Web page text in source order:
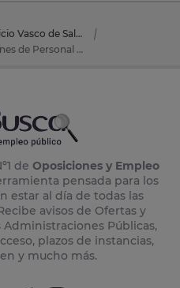
Convocatorias en Osakidetza (Servicio Vasco de Salud)
Convocatoria de 6 plazas: Oposiciones de Personal Servicios en Osakidetza (Servicio Vasco de Salud)
de Oposiciones y Empleo
pensada para los
estar al día de todas las
avisos de Ofertas y
Administraciones Públicas,
plazos de instancias,
y mucho más.